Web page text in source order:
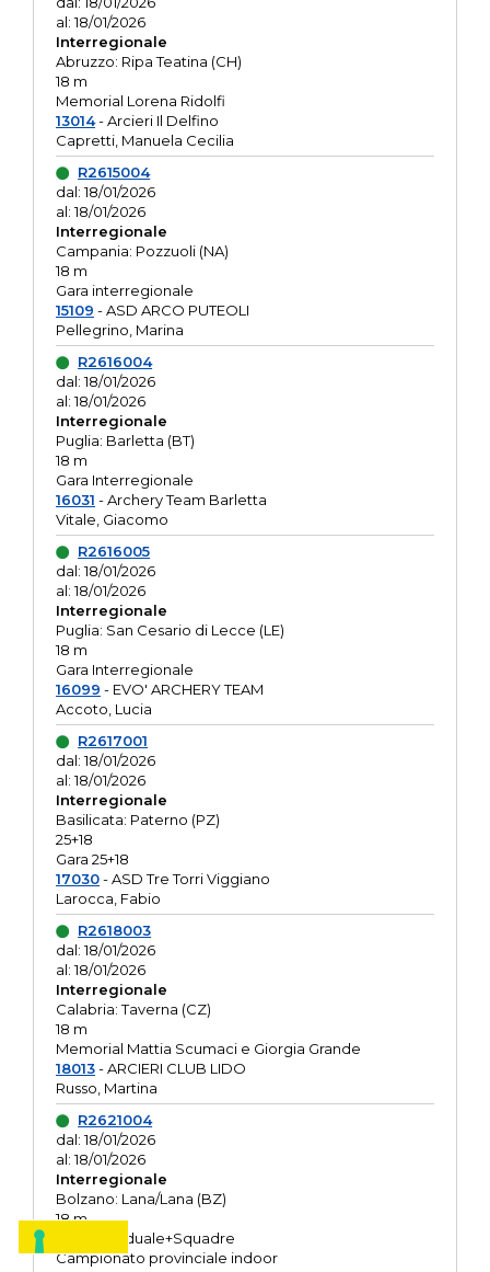
al: 18/01/2026
Interregionale
Abruzzo: Ripa Teatina (CH)
18 m
Memorial Lorena Ridolfi
13014- Arcieri Il Delfino
Capretti, Manuela Cecilia
R2615004
dal: 18/01/2026
al: 18/01/2026
Interregionale
Campania: Pozzuoli (NA)
18 m
Gara interregionale
15109 - ASD ARCO PUTEOLI
Pellegrino, Marina
R2616004
dal: 18/01/2026
al: 18/01/2026
Interregionale
Puglia: Barletta (BT)
18 m
Gara Interregionale
16031 - Archery Team Barletta
Vitale, Giacomo
R2616005
dal: 18/01/2026
al: 18/01/2026
Interregionale
Puglia: San Cesario di Lecce (LE)
18 m
Gara Interregionale
16099 - EVO' ARCHERY TEAM
Accoto, Lucia
R2617001
dal: 18/01/2026
al: 18/01/2026
Interregionale
Basilicata: Paterno (PZ)
25+18
Gara 25+18
17030- ASD Tre Torri Viggiano
Larocca, Fabio
R2618003
dal: 18/01/2026
al: 18/01/2026
Interregionale
Calabria: Taverna (CZ)
18 m
Memorial Mattia Scumaci e Giorgia Grande
18013- ARCIERI CLUB LIDO
Russo, Martina
R2621004
dal: 18/01/2026
al: 18/01/2026
Interregionale
Bolzano: Lana/Lana (BZ)
18 m
O.R. Individuale+Squadre
Campionato provinciale indoor